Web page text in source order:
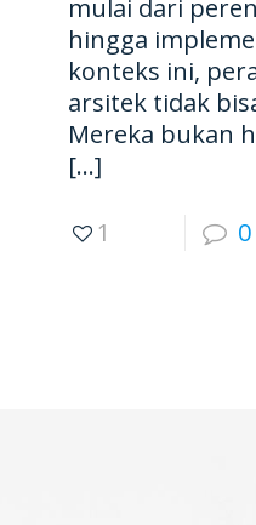
mulai dari
hingga
konteks ini,
arsitek tidak
Mereka bukan
[…]
1 0